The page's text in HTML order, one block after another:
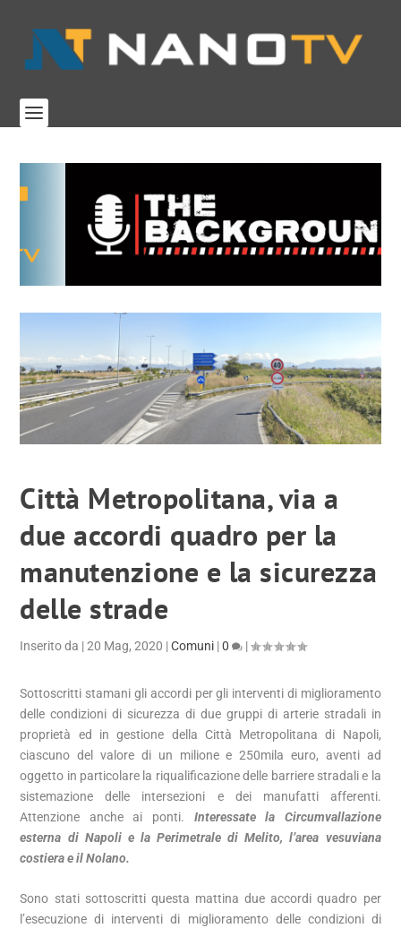
Città Metropolitana, via a
due accordi quadro per la
manutenzione e la sicurezza
delle strade
Inserito da |20 Mag, 2020 |Comuni |0 |
Sottoscritti stamani gli accordi per gli interventi di miglioramento
delle condizioni di sicurezza di due gruppi di arterie stradali in
proprietà ed in gestione della Città Metropolitana di Napoli,
ciascuno del valore di un milione e 250mila euro, aventi ad
oggetto in particolare la riqualificazione delle barriere stradali e la
sistemazione delle intersezioni e dei manufatti afferenti.
Attenzione anche ai ponti. Interessate la Circumvallazione
esterna di Napoli e la Perimetrale di Melito, l’area vesuviana
costiera e il Nolano.
Sono stati sottoscritti questa mattina due accordi quadro per
l’esecuzione di interventi di miglioramento delle condizioni di